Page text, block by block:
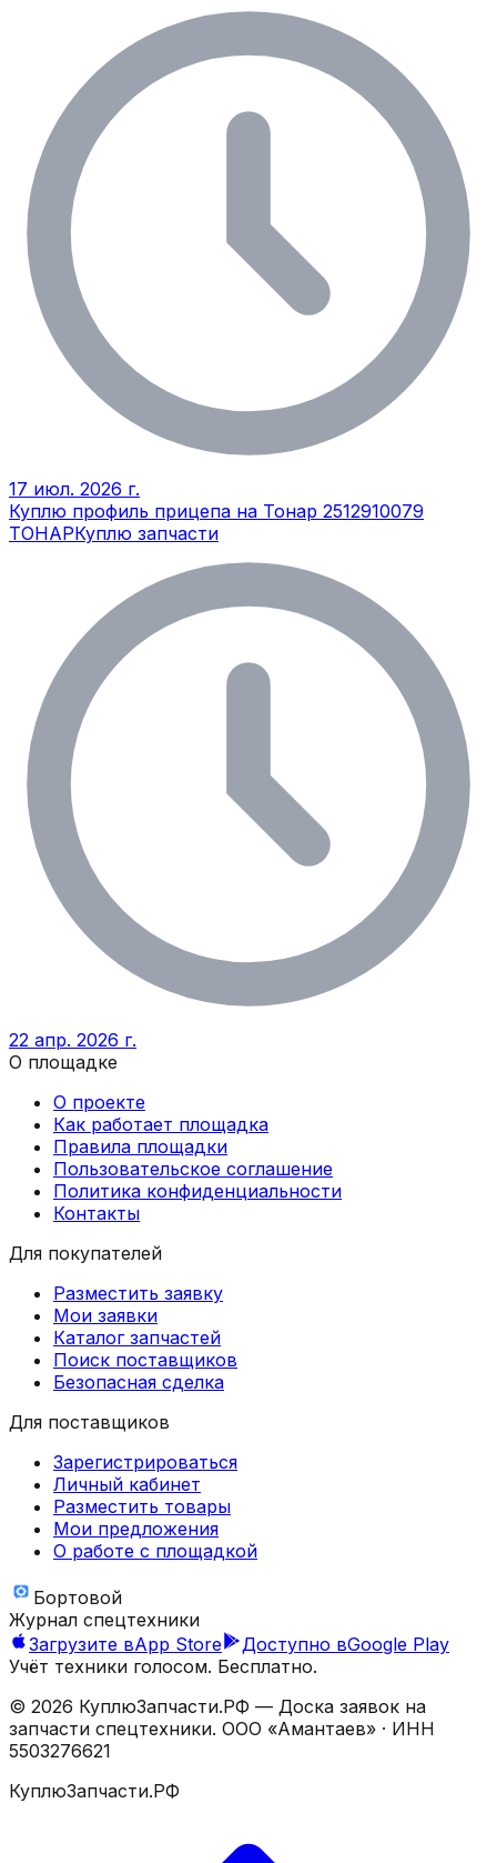
17 июл. 2026 г.
Куплю профиль прицепа на Тонар 2512910079
ТОНАРКуплю запчасти
22 апр. 2026 г.
О площадке
О проекте
Как работает площадка
Правила площадки
Пользовательское соглашение
Политика конфиденциальности
Контакты
Для покупателей
Разместить заявку
Мои заявки
Каталог запчастей
Поиск поставщиков
Безопасная сделка
Для поставщиков
Зарегистрироваться
Личный кабинет
Разместить товары
Мои предложения
О работе с площадкой
Бортовой
Журнал спецтехники
Загрузите вApp Store Доступно вGoogle Play
Учёт техники голосом. Бесплатно.
© 2026 КуплюЗапчасти.РФ — Доска заявок на
запчасти спецтехники. ООО «Амантаев» · ИНН
5503276621
КуплюЗапчасти.РФ